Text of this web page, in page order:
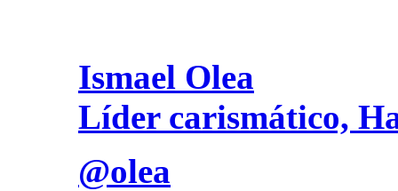
Ismael Olea
Líder carismático,
@olea